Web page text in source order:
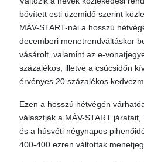
bővített esti üzemidő szerint
MÁV-START-nál a hosszú
decemberi menetrendváltáskor
vásárolt, valamint az e-
százalékos, illetve a csúcsidőn
érvényes 20 százalékos
Ezen a hosszú hétvégén
választják a MÁV-START
és a húsvéti négynapos
400-400 ezren váltottak